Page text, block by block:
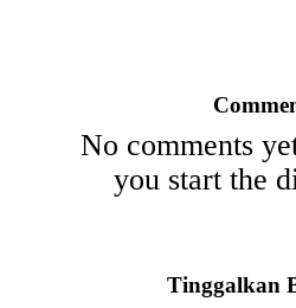
No comments
you start the
Tinggalkan